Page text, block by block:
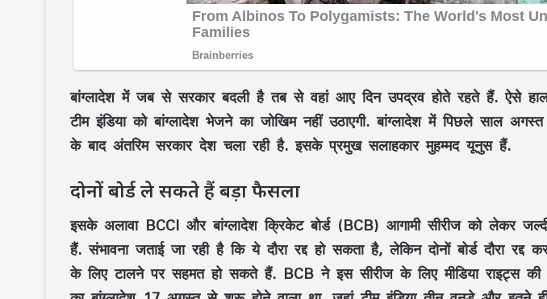
बांग्लादेश में जब से सरकार बदली है तब से वहां आए दिन उपद्रव होते रहते हैं. ऐसे
टीम इंडिया को बांग्लादेश भेजने का जोखिम नहीं उठाएगी. बांग्लादेश में पिछले साल
के बाद अंतरिम सरकार देश चला रही है. इसके प्रमुख सलाहकार मुहम्मद यूनुस हैं.
दोनों बोर्ड ले सकते हैं बड़ा फैसला
इसके अलावा BCCI और बांग्लादेश क्रिकेट बोर्ड (BCB) आगामी सीरीज को लेकर
हैं. संभावना जताई जा रही है कि ये दौरा रद्द हो सकता है, लेकिन दोनों बोर्ड दौरा
के लिए टालने पर सहमत हो सकते हैं. BCB ने इस सीरीज के लिए मीडिया राइट्स की